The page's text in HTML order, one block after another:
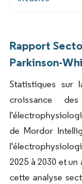
Rapport
Parkinson-
Statistiques
croissance
de Mordor
2025 à 2030 et
cette analyse